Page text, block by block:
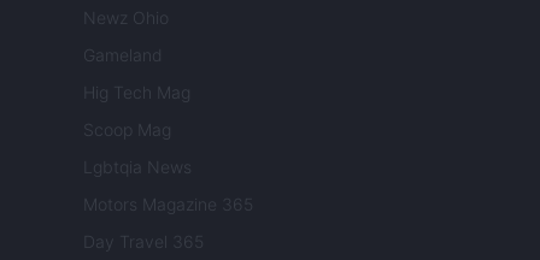
Newz Ohio
Gameland
Hig Tech Mag
Scoop Mag
Lgbtqia News
Motors Magazine 365
Day Travel 365